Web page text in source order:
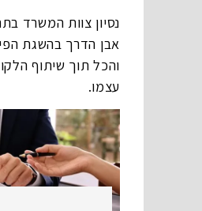
נסיון צוות המשרד
אבן הדרך בהשגת
והכל תוך שיתוף
עצמו.